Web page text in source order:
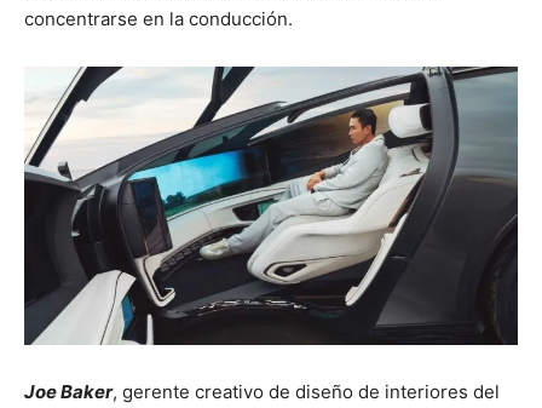
concentrarse en la conducción.
Joe Baker, gerente creativo de diseño de interiores del